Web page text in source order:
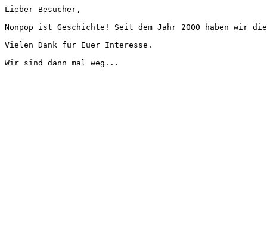
Lieber Besucher,
Nonpop ist Geschichte! Seit dem Jahr 2000 haben wir
Vielen Dank für Euer Interesse.
Wir sind dann mal weg...